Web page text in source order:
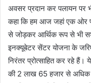
अवसर प्रदान कर पलायन पर
कहा कि हम आज जहां एक ओर
से जोड़कर आर्थिक रूप से भी
इनक्यूबेटर सेंटर योजना के जरिए
निरंतर प्रोत्साहित कर रहे हैं।
की 2 लाख 65 हजार से अधिक